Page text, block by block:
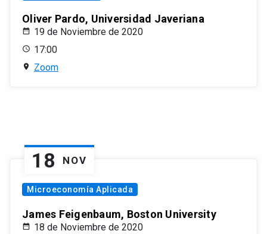
Oliver Pardo, Universidad Javeriana
19 de Noviembre de 2020
17:00
Zoom
18 NOV
Microeconomía Aplicada
James Feigenbaum, Boston University
18 de Noviembre de 2020